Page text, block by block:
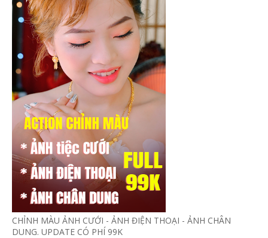
CHỈNH MÀU ẢNH CƯỚI - ẢNH ĐIỆN THOẠI - ẢNH CHÂN
DUNG. UPDATE CÓ PHÍ 99K